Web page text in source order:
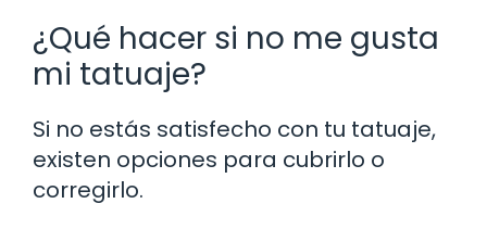
¿Qué hacer si no me gusta
mi tatuaje?
Si no estás satisfecho con tu tatuaje,
existen opciones para cubrirlo o
corregirlo.